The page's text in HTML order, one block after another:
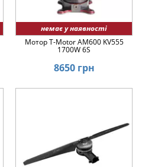
немає у наявності
Мотор T-Motor AM600 KV555
1700W 6S
8650 грн